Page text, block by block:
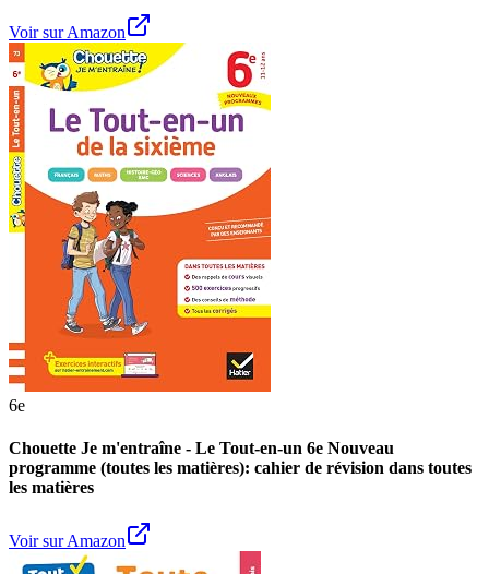
Voir sur Amazon
6e
Chouette Je m'entraîne - Le Tout-en-un 6e Nouveau
programme (toutes les matières): cahier de révision dans toutes
les matières
Voir sur Amazon